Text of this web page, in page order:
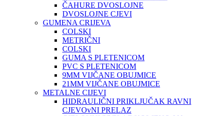
ČAHURE DVOSLOJNE
DVOSLOJNE CJEVI
GUMENA CRIJEVA
COLSKI
METRIČNI
COLSKI
GUMA S PLETENICOM
PVC S PLETENICOM
9MM VIJČANE OBUJMICE
21MM VIJČANE OBUJMICE
METALNE CIJEVI
HIDRAULIČNI PRIKLJUČAK RAVNI
CJEVOvNI PRELAZ